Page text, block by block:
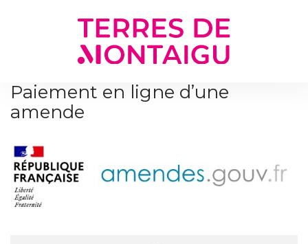
Paiement en ligne d’une
amende